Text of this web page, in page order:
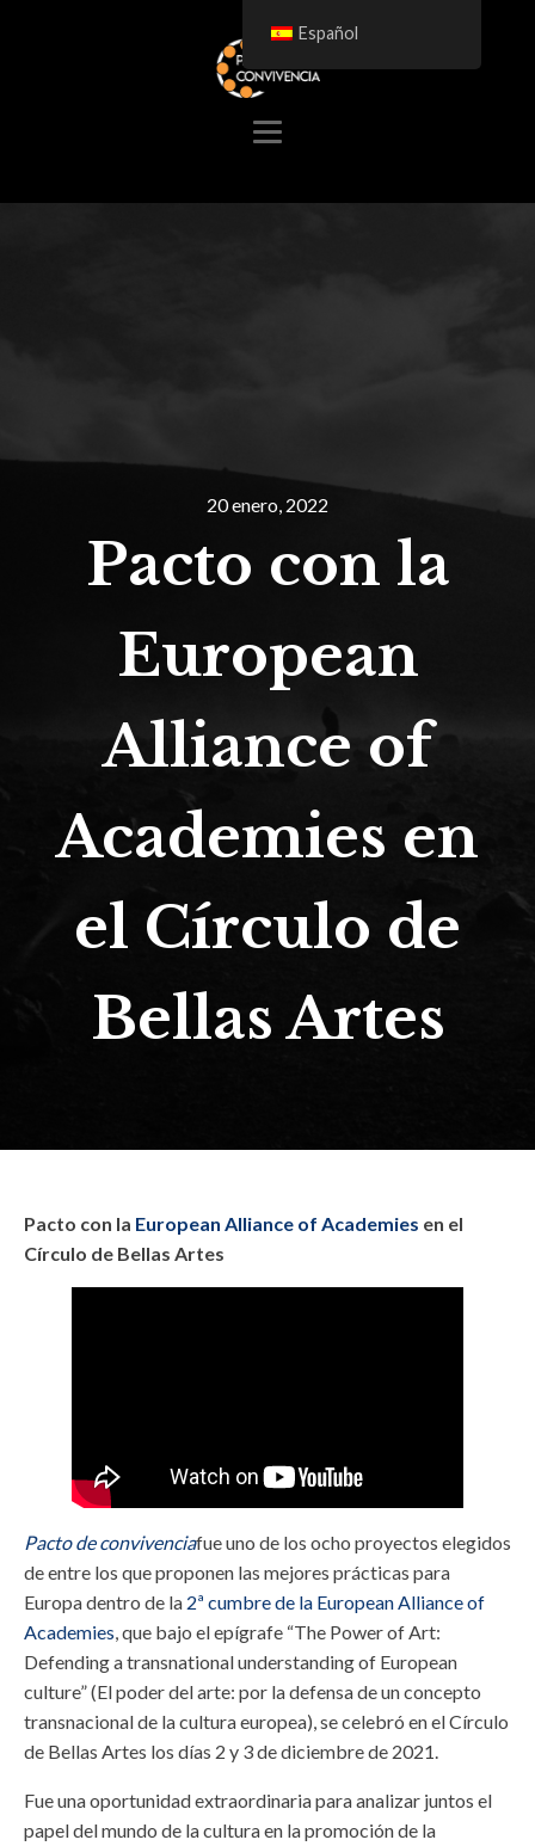
20 enero, 2022
Pacto con la
European
Alliance of
Academies en
el Círculo de
Bellas Artes
Pacto con la European Alliance of Academies en el
Círculo de Bellas Artes
Pacto de convivenciafue uno de los ocho proyectos elegidos
de entre los que proponen las mejores prácticas para
Europa dentro de la 2ª cumbre de la European Alliance of
Academies , que bajo el epígrafe “The Power of Art:
Defending a transnational understanding of European
culture” (El poder del arte: por la defensa de un concepto
transnacional de la cultura europea), se celebró en el Círculo
de Bellas Artes los días 2 y 3 de diciembre de 2021.
Fue una oportunidad extraordinaria para analizar juntos el
papel del mundo de la cultura en la promoción de la
Español